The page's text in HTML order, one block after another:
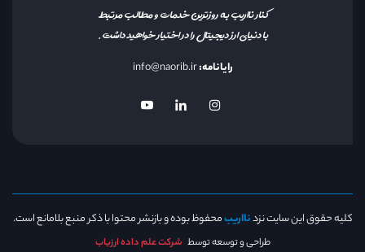
کنار نااریب به روزترین خدمات و مطالب مرتبط
با دنیای ارز دیجیتال را در اختیار خواهید داشت.
رایانامه:info@naorib.ir
کلیه حقوق این سایت نزدنااریبمحفوظ بوده و بازنشر محتوا با ذکر منبع بلامانع است.
طراحی و توسعه توسط شرکت علم داده ارزیاب